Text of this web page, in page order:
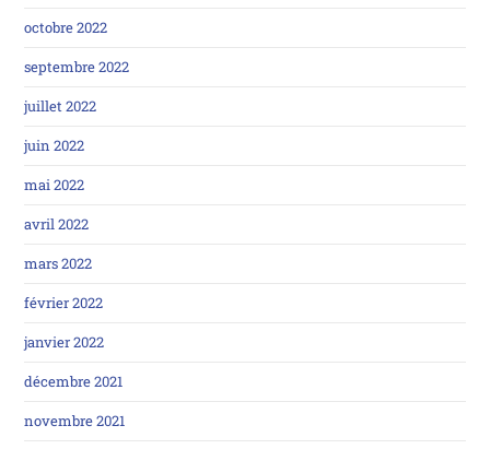
octobre 2022
septembre 2022
juillet 2022
juin 2022
mai 2022
avril 2022
mars 2022
février 2022
janvier 2022
décembre 2021
novembre 2021